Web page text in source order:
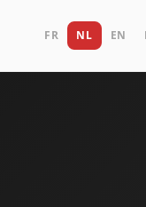
FR NL EN